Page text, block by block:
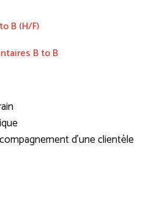
B (H/F)
B to B
d’une clientèle